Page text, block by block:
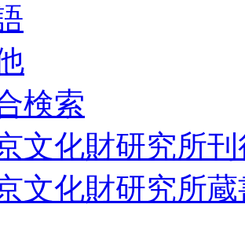
検索
文化財研究所
文化財研究所